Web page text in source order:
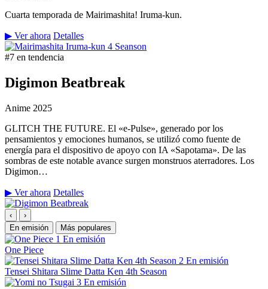
Cuarta temporada de Mairimashita! Iruma-kun.
▶ Ver ahora Detalles
#7 en tendencia
Digimon Beatbreak
Anime 2025
GLITCH THE FUTURE. El «e-Pulse», generado por los
pensamientos y emociones humanos, se utilizó como fuente de
energía para el dispositivo de apoyo con IA «Sapotama». De las
sombras de este notable avance surgen monstruos aterradores. Los
Digimon…
▶ Ver ahora Detalles
‹
›
En emisión
Más populares
1 En emisión
One Piece
2 En emisión
Tensei Shitara Slime Datta Ken 4th Season
3 En emisión